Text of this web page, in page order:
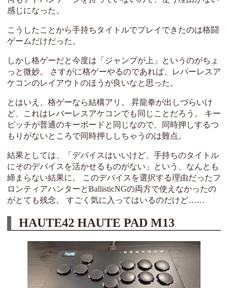
感じになった。
こうしたことから手持ちタイトルでプレイできたのは格闘
ゲームだけだった。
しかし格ゲーだと今度は「ジャンプが上」というのがちょ
っと微妙。 さすがに格ゲーやるのであれば、レバーレスア
ケコンのレイアウトのほうが良いなと思った。
とはいえ、格ゲーなら結構アリ。 昇龍拳が出しづらいけ
ど、これはレバーレスアケコンでも同じことだろう。 キー
ピッチが普通のキーボードと同じなので、同時押しするつ
もりがないところで同時押ししちゃうのは難点。
結果としては、「デバイスはいいけど、手持ちのタイトル
にそのデバイスを活かせるものがない」という、なんとも
締まらない結果に。 このデバイスを選択する理由だったフ
ロンティアハンターとBallisticNGの両方で使えなかったの
がとても残念。 すごく気に入ってはいるのだけど……
HAUTE42 HAUTE PAD M13